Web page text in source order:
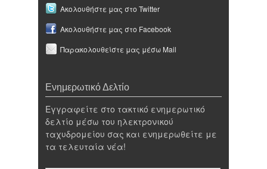
Ακολουθήστε μας στο Twitter
Ακολουθήστε μας στο Facebook
Παρακολουθείστε μας μέσω Mail
Ενημερωτικό Δελτίο
Εγγραφείτε στο τακτικό ενημερωτικό
δελτίο μέσω του ηλεκτρονικού
ταχυδρομείου σας και ενημερωθείτε με
τα τελευταία νέα!